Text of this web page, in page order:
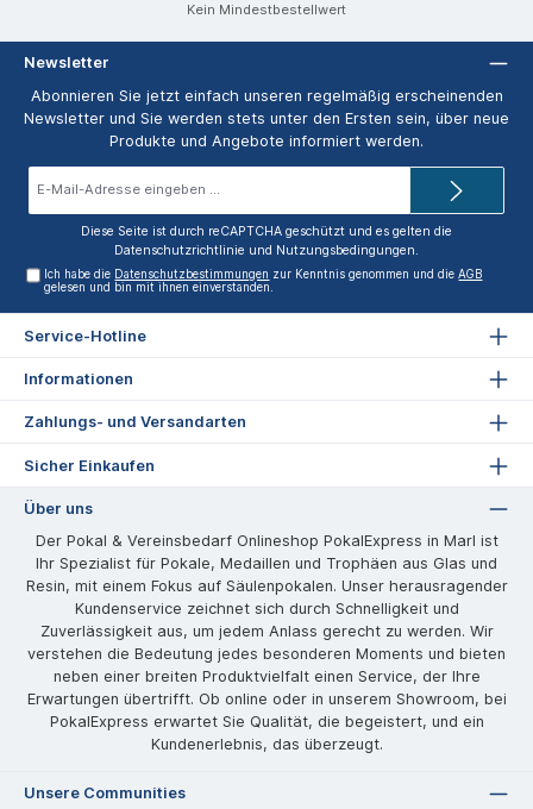
Kein Mindestbestellwert
Newsletter
Abonnieren Sie jetzt einfach unseren regelmäßig erscheinenden
Newsletter und Sie werden stets unter den Ersten sein, über neue
Produkte und Angebote informiert werden.
Diese Seite ist durch reCAPTCHA geschützt und es gelten die
Datenschutzrichtlinie und Nutzungsbedingungen.
Ich habe die Datenschutzbestimmungen zur Kenntnis genommen und dieAGB
gelesen und bin mit ihnen einverstanden.
Service-Hotline
Informationen
Zahlungs- und Versandarten
Sicher Einkaufen
Über uns
Der Pokal & Vereinsbedarf Onlineshop PokalExpress in Marl ist
Ihr Spezialist für Pokale, Medaillen und Trophäen aus Glas und
Resin, mit einem Fokus auf Säulenpokalen. Unser herausragender
Kundenservice zeichnet sich durch Schnelligkeit und
Zuverlässigkeit aus, um jedem Anlass gerecht zu werden. Wir
verstehen die Bedeutung jedes besonderen Moments und bieten
neben einer breiten Produktvielfalt einen Service, der Ihre
Erwartungen übertrifft. Ob online oder in unserem Showroom, bei
PokalExpress erwartet Sie Qualität, die begeistert, und ein
Kundenerlebnis, das überzeugt.
Unsere Communities